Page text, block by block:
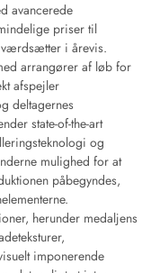
avancerede
priser til
værdsætter i årevis.
arrangører af løb for
afspejler
deltagernes
state-of-the-art
og
mulighed for at
påbegyndes,
herunder medaljens
imponerende